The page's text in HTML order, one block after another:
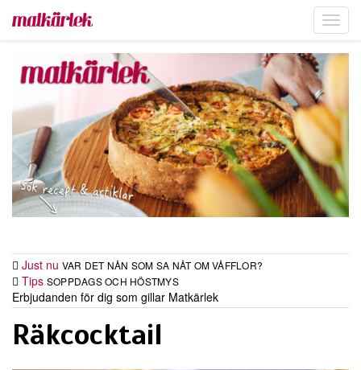
Just nu VAR DET NÅN SOM SA NÅT OM VÅFFLOR?
Tips SOPPDAGS OCH HÖSTMYS
Erbjudanden för dig som gillar Matkärlek
Räkcocktail